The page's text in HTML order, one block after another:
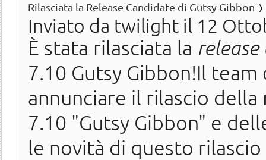
Rilasciata la Release Candidate di Gutsy Gibbon
Inviato da twilight il 12
È stata rilasciata la
7.10 Gutsy Gibbon!Il
annunciare il rilascio della
7.10 "Gutsy Gibbon" e
le novità di questo